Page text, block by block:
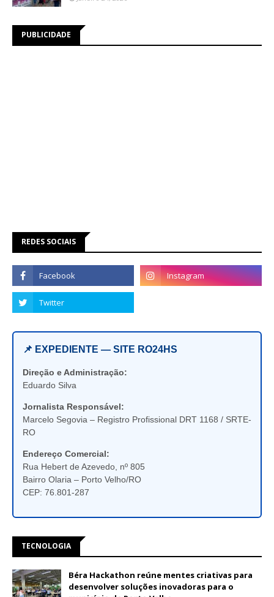
PUBLICIDADE
REDES SOCIAIS
📌 EXPEDIENTE — SITE RO24HS
Direção e Administração:
Eduardo Silva
Jornalista Responsável:
Marcelo Segovia – Registro Profissional DRT 1168 / SRTE-
RO
Endereço Comercial:
Rua Hebert de Azevedo, nº 805
Bairro Olaria – Porto Velho/RO
CEP: 76.801-287
TECNOLOGIA
Béra Hackathon reúne mentes criativas para
desenvolver soluções inovadoras para o